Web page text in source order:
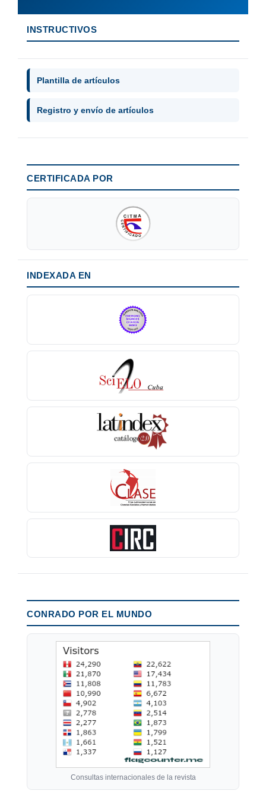
INSTRUCTIVOS
Plantilla de artículos
Registro y envío de artículos
CERTIFICADA POR
INDEXADA EN
CONRADO POR EL MUNDO
Consultas internacionales de la revista